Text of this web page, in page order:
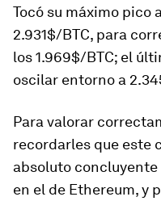
Tocó su máximo pico
2.931$/BTC, para
los 1.969$/BTC; el
oscilar entorno a
Para valorar
recordarles que este
absoluto
en el de Ethereum, y